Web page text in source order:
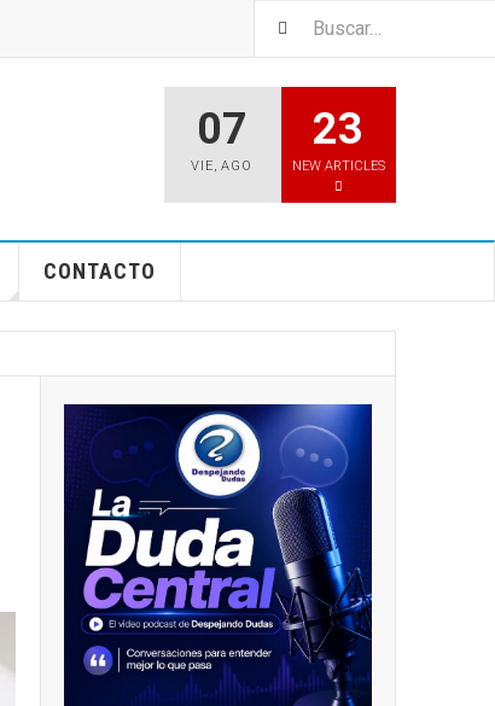
07
VIE,AGO
23
NEW ARTICLES
CONTACTO